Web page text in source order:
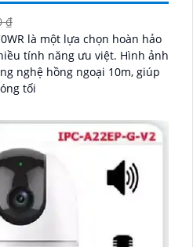
₫
là một lựa chọn hoàn hảo
năng ưu việt. Hình ảnh
nghệ hồng ngoại 10m, giúp
tối